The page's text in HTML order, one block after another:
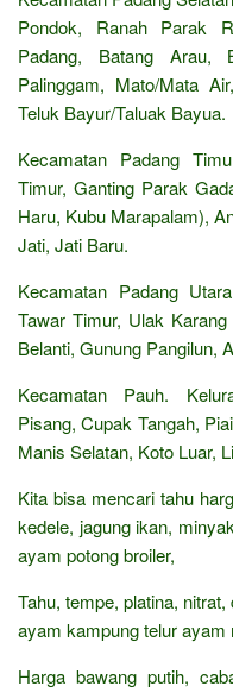
Pondok, Ranah Parak
Padang, Batang Arau,
Palinggam, Mato/Mata
Teluk Bayur/Taluak Bayua.
Kecamatan Padang
Timur, Ganting Parak
Haru, Kubu Marapalam),
Jati, Jati Baru.
Kecamatan Padang
Tawar Timur, Ulak
Belanti, Gunung Pangilun,
Kecamatan Pauh.
Pisang, Cupak Tangah,
Manis Selatan, Koto Luar,
Kita bisa mencari tahu
kedele, jagung ikan,
ayam potong broiler,
Tahu, tempe, platina,
ayam kampung telur ayam
Harga bawang putih,